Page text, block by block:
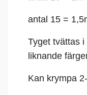
antal 15 =
Tyget tvättas
liknande
Kan krympa